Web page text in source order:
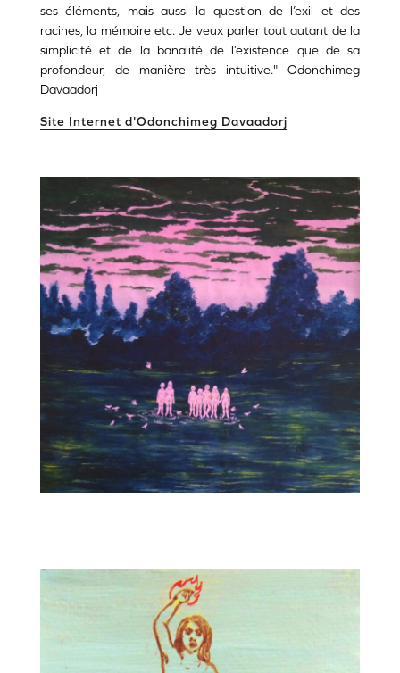
ses éléments, mais aussi la question de l’exil et des
racines, la mémoire etc. Je veux parler tout autant de la
simplicité et de la banalité de l’existence que de sa
profondeur, de manière très intuitive." Odonchimeg
Davaadorj
Site Internet d'Odonchimeg Davaadorj